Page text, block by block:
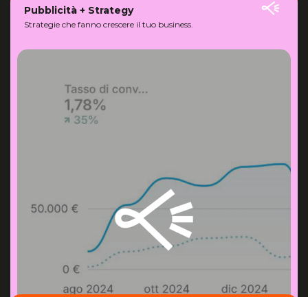
Pubblicità + Strategy
Strategie che fanno crescere il tuo business.